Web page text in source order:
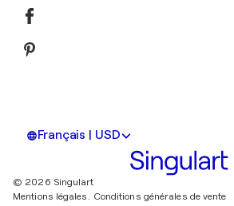
Français | USD
© 2026 Singulart
Mentions légales. Conditions générales de vente